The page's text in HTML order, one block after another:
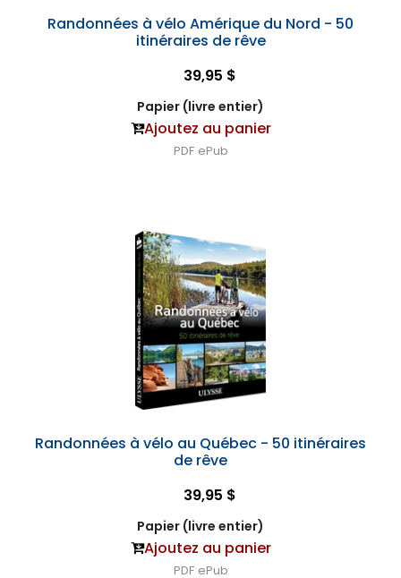
Randonnées à vélo Amérique du Nord - 50
itinéraires de rêve
39,95 $
Papier (livre entier)
Ajoutez au panier
PDF ePub
Randonnées à vélo au Québec - 50 itinéraires
de rêve
39,95 $
Papier (livre entier)
Ajoutez au panier
PDF ePub